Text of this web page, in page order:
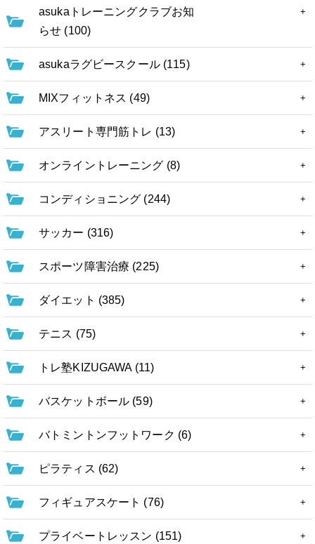
asukaトレーニングクラブお知
らせ (100)
asukaラグビースクール (115)
MIXフィットネス (49)
アスリート専門筋トレ (13)
オンライントレーニング (8)
コンディショニング (244)
サッカー (316)
スポーツ障害治療 (225)
ダイエット (385)
テニス (75)
トレ塾KIZUGAWA (11)
バスケットボール (59)
バトミントンフットワーク (6)
ピラティス (62)
フィギュアスケート (76)
プライベートレッスン (151)